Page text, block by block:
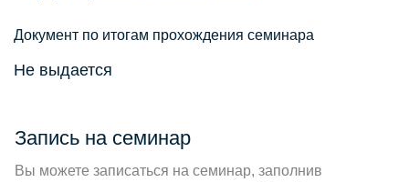
Документ по итогам прохождения семинара
Не выдается
Запись на семинар
Вы можете записаться на семинар, заполнив